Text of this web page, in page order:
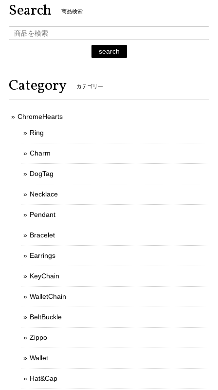
Search 商品検索
search
Category カテゴリー
ChromeHearts
Ring
Charm
DogTag
Necklace
Pendant
Bracelet
Earrings
KeyChain
WalletChain
BeltBuckle
Zippo
Wallet
Hat&Cap